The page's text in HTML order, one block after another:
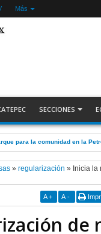
Más
SECCIONES
a 5 por robo de cable de CFE
» regularización » Inicia la
A + A -
de